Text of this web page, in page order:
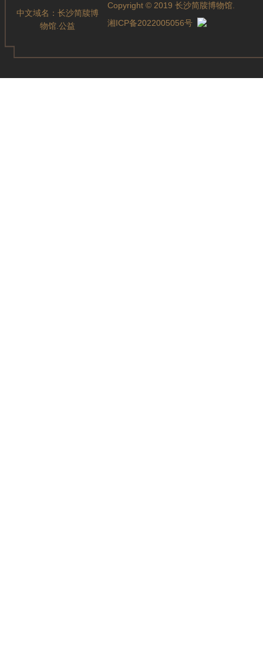
中文域名： 长沙简牍博
物馆.公益
Copyright © 2019 长沙简牍博物馆.
湘ICP备2022005056号